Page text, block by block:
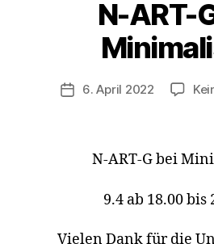
N-ART-
B
Veröffentlichungsdatum
6. April 2022
N-ART-G bei
9.4 ab 18.00 bis
Vielen Dank für die